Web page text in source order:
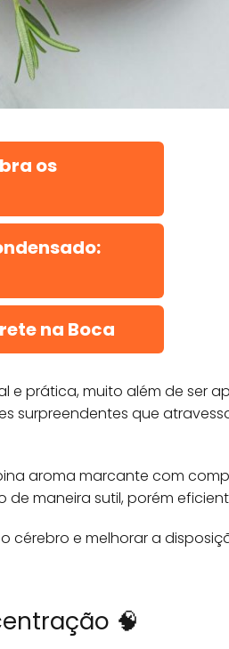
os
na Boca
e prática, muito além de ser
surpreendentes que
aroma marcante com
maneira sutil, porém
cérebro e melhorar a
🧠